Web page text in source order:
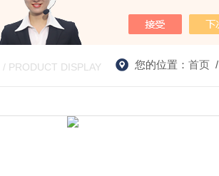
/ PRODUCT DISPLAY 您的位置： 首页/